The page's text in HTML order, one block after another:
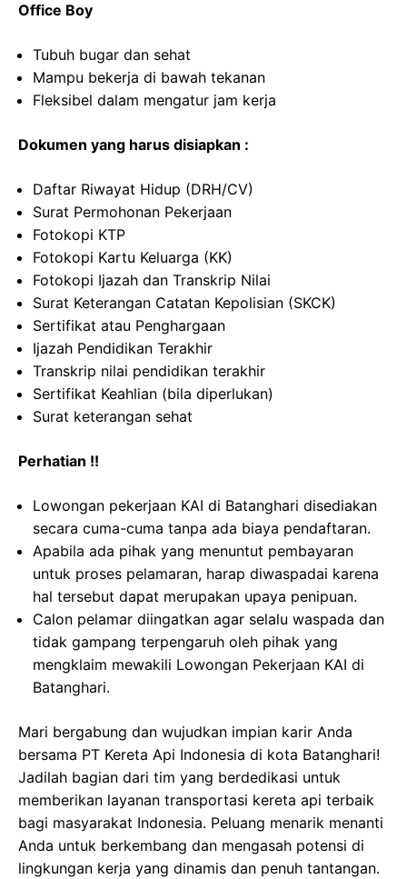
Office Boy
Tubuh bugar dan sehat
Mampu bekerja di bawah tekanan
Fleksibel dalam mengatur jam kerja
Dokumen yang harus disiapkan :
Daftar Riwayat Hidup (DRH/CV)
Surat Permohonan Pekerjaan
Fotokopi KTP
Fotokopi Kartu Keluarga (KK)
Fotokopi Ijazah dan Transkrip Nilai
Surat Keterangan Catatan Kepolisian (SKCK)
Sertifikat atau Penghargaan
Ijazah Pendidikan Terakhir
Transkrip nilai pendidikan terakhir
Sertifikat Keahlian (bila diperlukan)
Surat keterangan sehat
Perhatian !!
Lowongan pekerjaan KAI di Batanghari disediakan
secara cuma-cuma tanpa ada biaya pendaftaran.
Apabila ada pihak yang menuntut pembayaran
untuk proses pelamaran, harap diwaspadai karena
hal tersebut dapat merupakan upaya penipuan.
Calon pelamar diingatkan agar selalu waspada dan
tidak gampang terpengaruh oleh pihak yang
mengklaim mewakili Lowongan Pekerjaan KAI di
Batanghari.
Mari bergabung dan wujudkan impian karir Anda
bersama PT Kereta Api Indonesia di kota Batanghari!
Jadilah bagian dari tim yang berdedikasi untuk
memberikan layanan transportasi kereta api terbaik
bagi masyarakat Indonesia. Peluang menarik menanti
Anda untuk berkembang dan mengasah potensi di
lingkungan kerja yang dinamis dan penuh tantangan.